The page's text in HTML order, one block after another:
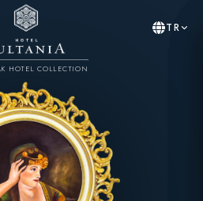
HOTEL COLLECTION
TR